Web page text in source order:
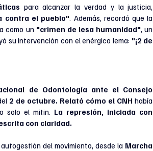
para alcanzar la verdad y la justicia,
contra el pueblo". Además, recordó que la
como un "crimen de lesa humanidad", un
su intervención con el enérgico lema: "¡2 de
de Odontología ante el Consejo
2 de octubre. Relató cómo el CNH había
solo el mitin. La represión, iniciada con
con claridad.
del movimiento, desde la Marcha